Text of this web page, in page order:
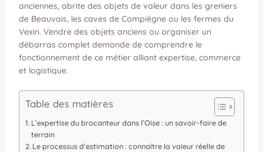
anciennes, abrite des objets de valeur dans les greniers
de Beauvais, les caves de Compiègne ou les fermes du
Vexin. Vendre des objets anciens ou organiser un
débarras complet demande de comprendre le
fonctionnement de ce métier alliant expertise, commerce
et logistique.
Table des matières
L’expertise du brocanteur dans l’Oise : un savoir-faire de
terrain
Le processus d’estimation : connaître la valeur réelle de